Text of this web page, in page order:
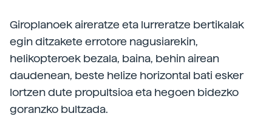
Giroplanoek aireratze eta lurreratze bertikalak
egin ditzakete errotore nagusiarekin,
helikopteroek bezala, baina, behin airean
daudenean, beste helize horizontal bati esker
lortzen dute propultsioa eta hegoen bidezko
goranzko bultzada.